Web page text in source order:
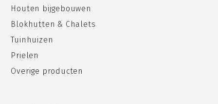
Houten bijgebouwen
Blokhutten & Chalets
Tuinhuizen
Prielen
Overige producten